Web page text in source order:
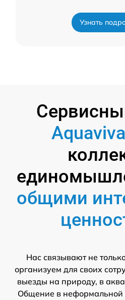
Узнать
Aquaviva
общими
Нас связывают не
организуем для своих
выезды на природу, в
Общение в неформальной